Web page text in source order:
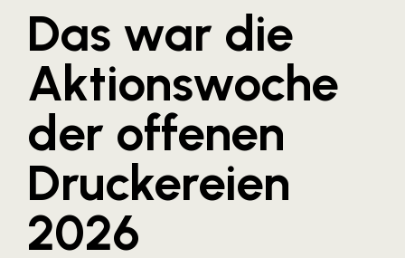
Meldungen
AKTUELLES
ACO
ALEX Krems
Amazon Web Services
Artweger
AustroCel Hallein
Das war die
Aktionswoche
der offenen
Druckereien
2026